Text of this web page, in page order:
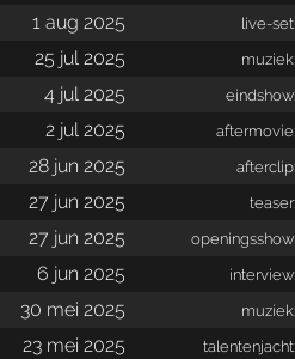
1 aug 2025
live-set:
25 jul 2025
muziek:
4 jul 2025
eindshow:
2 jul 2025
aftermovie:
28 jun 2025
afterclip:
27 jun 2025
teaser:
27 jun 2025
openingsshow:
6 jun 2025
interview:
30 mei 2025
muziek:
23 mei 2025
talentenjacht: